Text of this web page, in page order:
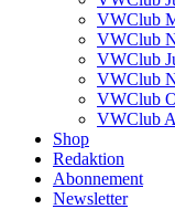
VWClub
VWClub
VWClub
VWClub
VWClub
VWClub
Shop
Redaktion
Abonnement
Newsletter